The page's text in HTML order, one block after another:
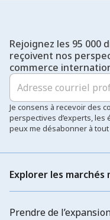
Rejoignez les 95 000
reçoivent nos
commerce
Je consens à recevoir des
perspectives d’experts, les
peux me désabonner à
Explorer les marchés
Prendre de